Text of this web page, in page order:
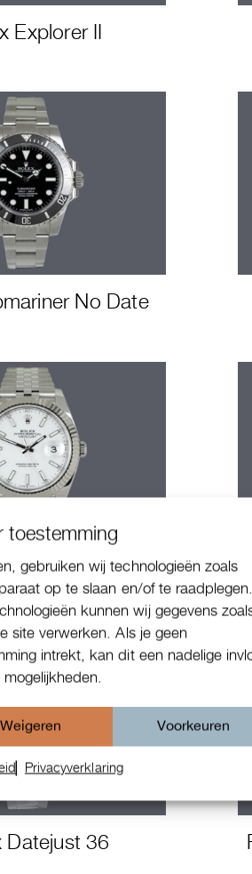
toestemming
gebruiken wij technologieën zoals
op te slaan en/of te raadplegen.
kunnen wij gegevens
site verwerken. Als je geen
intrekt, kan dit een nadelige
Weigeren Voorkeuren
Privacyverklaring
Explorer II
No Date
Datejust 41
Datejust 36